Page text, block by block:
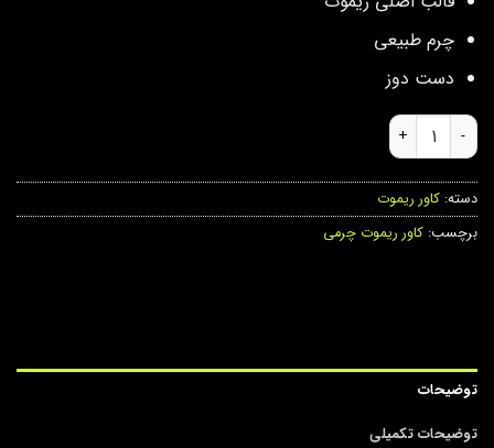
چرم طبیعی
دست دوز
کاور ریموت چرمی جک (JAC) عدد
دسته: کاور ریموت
برچسب: کاور ریموت چرمی
توضیحات
توضیحات تکمیلی